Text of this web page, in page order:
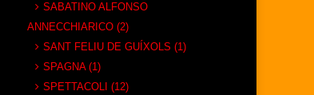
SABATINO ALFONSO
ANNECCHIARICO (2)
SANT FELIU DE GUÍXOLS (1)
SPAGNA (1)
SPETTACOLI (12)